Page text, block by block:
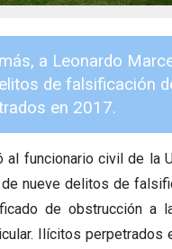
a Leonardo
de falsificación
en 2017.
funcionario civil de la
nueve delitos de
de obstrucción a
Ilícitos perpetrados